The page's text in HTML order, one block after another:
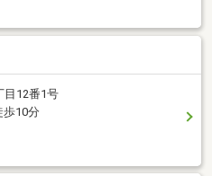
目12番1号
歩10分